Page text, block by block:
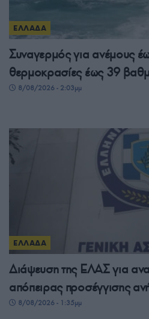
ΕΛΛΑΔΑ
Συναγερμός για ανέμους
θερμοκρασίες έως 39
8/08/2026 - 2:03μμ
ΕΛΛΑΔΑ
Διάψευση της ΕΛΑΣ για
απόπειρας προσέγγισης
8/08/2026 - 1:35μμ